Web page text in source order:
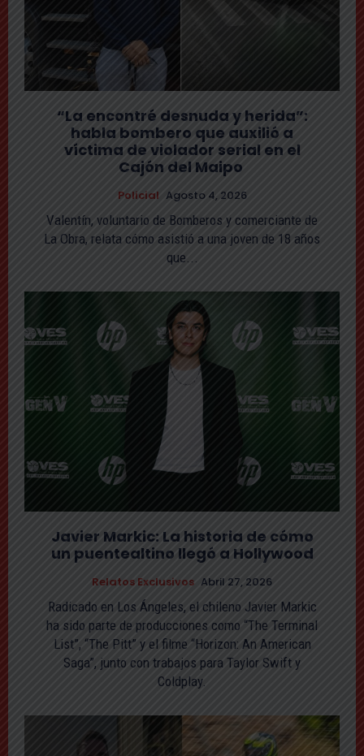
“La encontré desnuda y herida”:
habla bombero que auxilió a
víctima de violador serial en el
Cajón del Maipo
Policial Agosto 4, 2026
Valentín, voluntario de Bomberos y comerciante de
La Obra, relata cómo asistió a una joven de 18 años
que...
Javier Markic: La historia de cómo
un puentealtino llegó a Hollywood
Relatos Exclusivos Abril 27, 2026
Radicado en Los Ángeles, el chileno Javier Markic
ha sido parte de producciones como “The Terminal
List”, “The Pitt” y el filme “Horizon: An American
Saga”, junto con trabajos para Taylor Swift y
Coldplay.